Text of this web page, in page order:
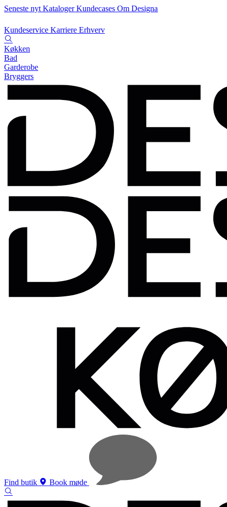
Seneste nyt KatalogerKundecases Om Designa
Kundeservice Karriere Erhverv
Køkken
Bad
Garderobe
Bryggers
Find butik Book møde